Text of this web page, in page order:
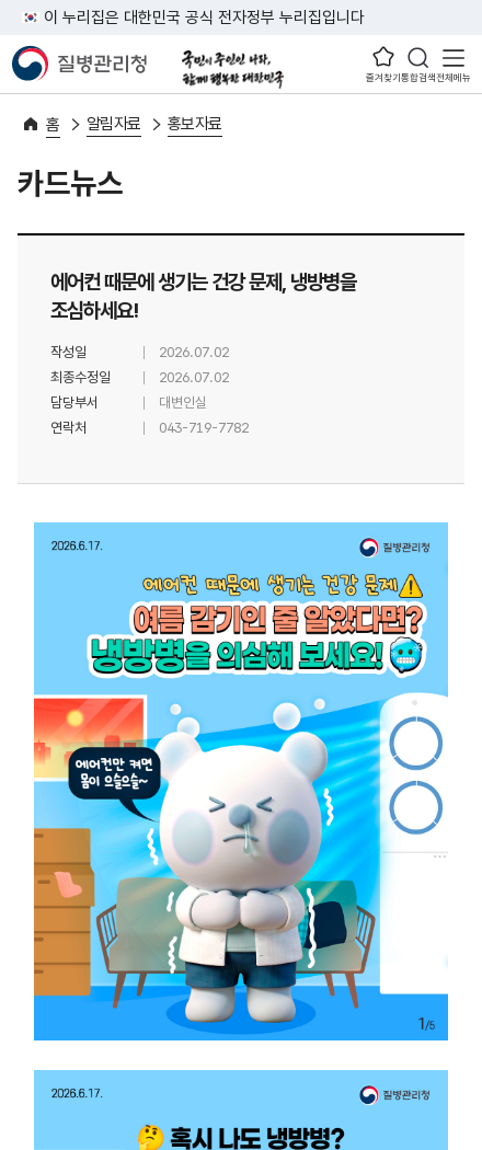
이 누리집은 대한민국 공식 전자정부 누리집입니다
즐겨찾기통합검색전체메뉴
홈 알림자료 홍보자료
카드뉴스
에어컨 때문에 생기는 건강 문제, 냉방병을
조심하세요!
작성일
2026.07.02
최종수정일
2026.07.02
담당부서
대변인실
연락처
043-719-7782